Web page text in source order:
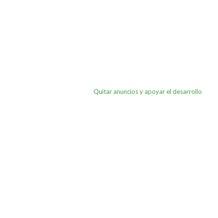
Quitar anuncios y apoyar el desarrollo